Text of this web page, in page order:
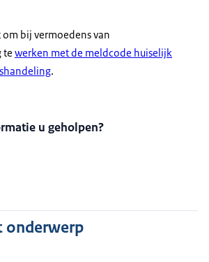
bij vermoedens van
te werken met de meldcode huiselijk
.
u geholpen?
onderwerp